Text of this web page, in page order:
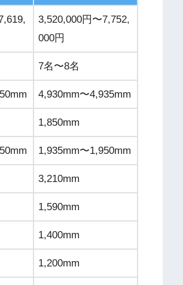
3,520,000円〜7,752,
000円
7名〜8名
4,930mm〜4,935mm
1,850mm
1,935mm〜1,950mm
3,210mm
1,590mm
1,400mm
1,200mm